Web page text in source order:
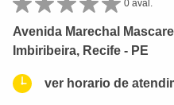
0 aval.
Avenida Marechal
Imbiribeira, Recife - PE
ver horario de